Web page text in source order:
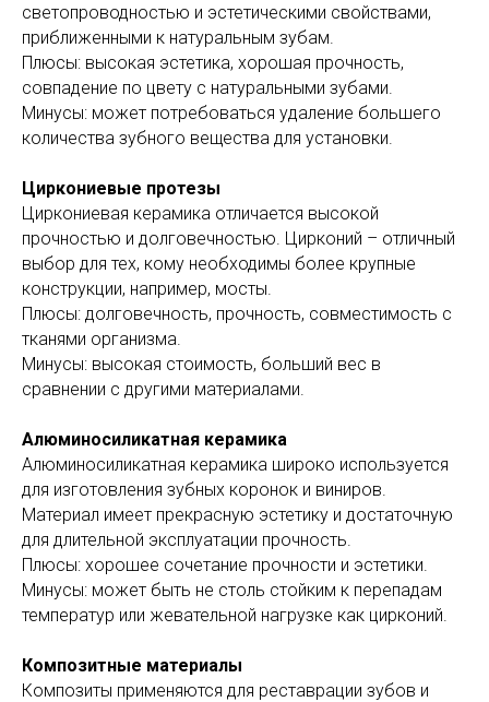
светопроводностью и эстетическими свойствами,
приближенными к натуральным зубам.
Плюсы: высокая эстетика, хорошая прочность,
совпадение по цвету с натуральными зубами.
Минусы: может потребоваться удаление большего
количества зубного вещества для установки.
Циркониевые протезы
Циркониевая керамика отличается высокой
прочностью и долговечностью. Цирконий – отличный
выбор для тех, кому необходимы более крупные
конструкции, например, мосты.
Плюсы: долговечность, прочность, совместимость с
тканями организма.
Минусы: высокая стоимость, больший вес в
сравнении с другими материалами.
Алюминосиликатная керамика
Алюминосиликатная керамика широко используется
для изготовления зубных коронок и виниров.
Материал имеет прекрасную эстетику и достаточную
для длительной эксплуатации прочность.
Плюсы: хорошее сочетание прочности и эстетики.
Минусы: может быть не столь стойким к перепадам
температур или жевательной нагрузке как цирконий.
Композитные материалы
Композиты применяются для реставрации зубов и